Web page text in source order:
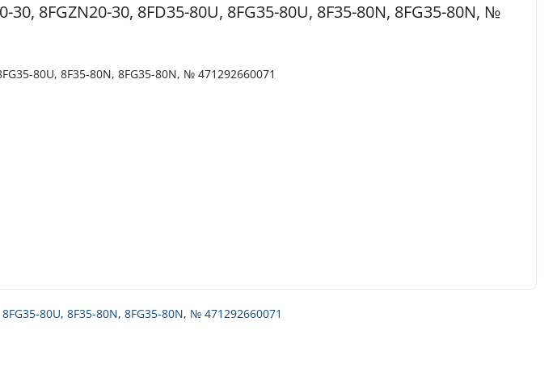
8FGZN20-30, 8FD35-80U, 8FG35-80U, 8F35-80N, 8FG35-80N, №
80U, 8F35-80N, 8FG35-80N, № 471292660071
8FG35-80U, 8F35-80N, 8FG35-80N, № 471292660071